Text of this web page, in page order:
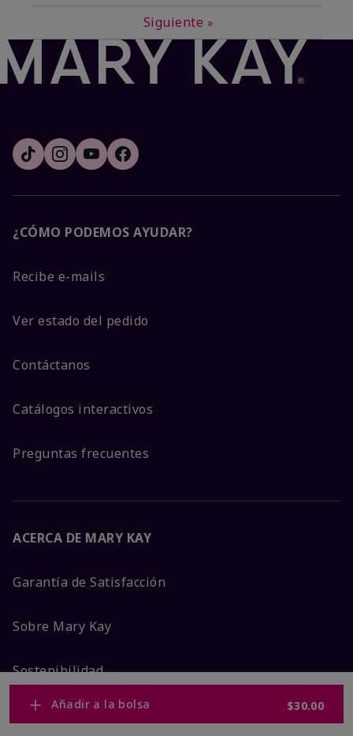
Añadir a la bolsa $30.00
Siguiente »
¿CÓMO PODEMOS AYUDAR?
Recibe e-mails
Ver estado del pedido
Contáctanos
Catálogos interactivos
Preguntas frecuentes
ACERCA DE MARY KAY
Garantía de Satisfacción
Sobre Mary Kay
Sostenibilidad
Promesa De Producto